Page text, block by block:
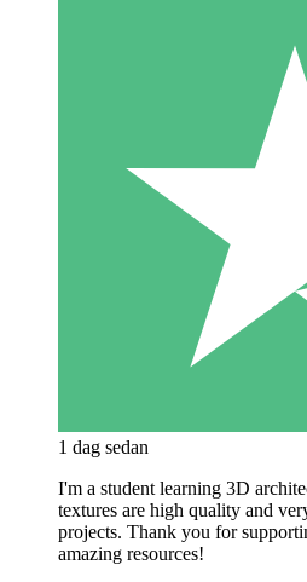
1 dag sedan
I'm a student learning 3D
textures are high quality and
projects. Thank you for
amazing resources!